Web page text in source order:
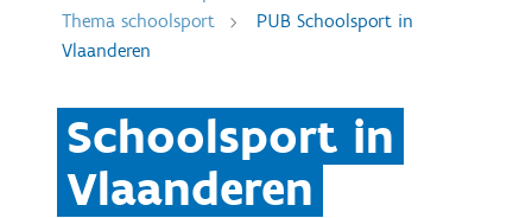
Thema schoolsport
PUB Schoolsport in
Vlaanderen
Schoolsport in
Vlaanderen